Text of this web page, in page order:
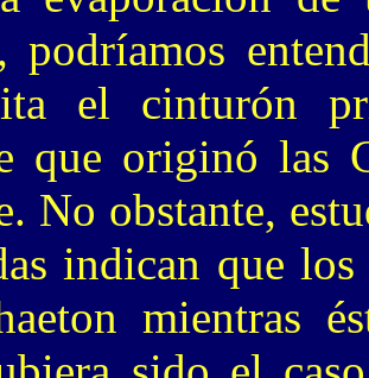
podríamos
el cinturón
que originó las
No obstante,
indican que los
mientras